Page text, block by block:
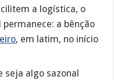
a logística, o
a bênção
, em latim, no início
seja algo sazonal